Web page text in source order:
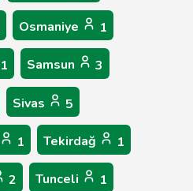
Osmaniye 1
1 Samsun 3
Sivas 5
1 Tekirdağ 1
2 Tunceli 1